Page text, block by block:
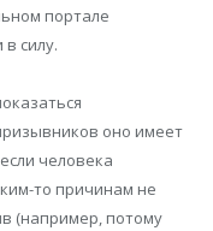
портале
силу.
оно имеет
человека
то причинам не
(например, потому